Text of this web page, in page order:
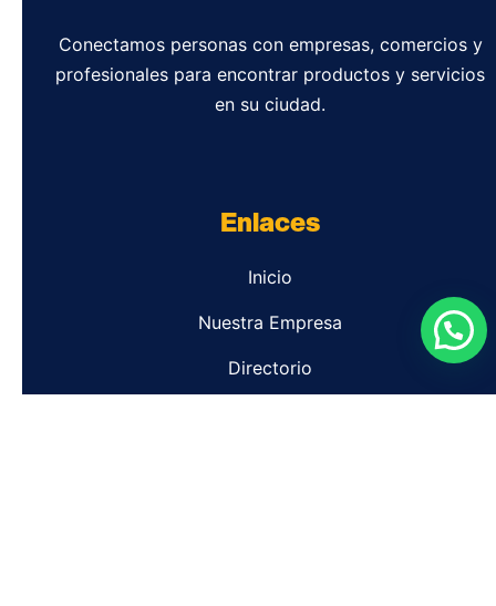
Conectamos personas con empresas, comercios y
profesionales para encontrar productos y servicios
en su ciudad.
Enlaces
Inicio
Nuestra Empresa
Directorio